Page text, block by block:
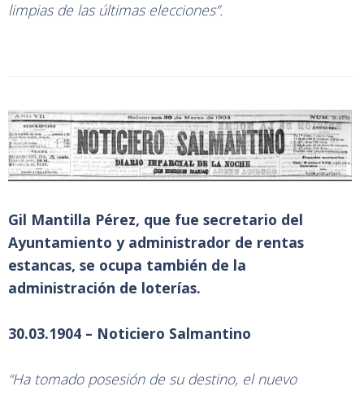
limpias de las últimas elecciones”.
Gil Mantilla Pérez, que fue secretario del
Ayuntamiento y administrador de rentas
estancas, se ocupa también de la
administración de loterías.
30.03.1904 – Noticiero Salmantino
“Ha tomado posesión de su destino, el nuevo